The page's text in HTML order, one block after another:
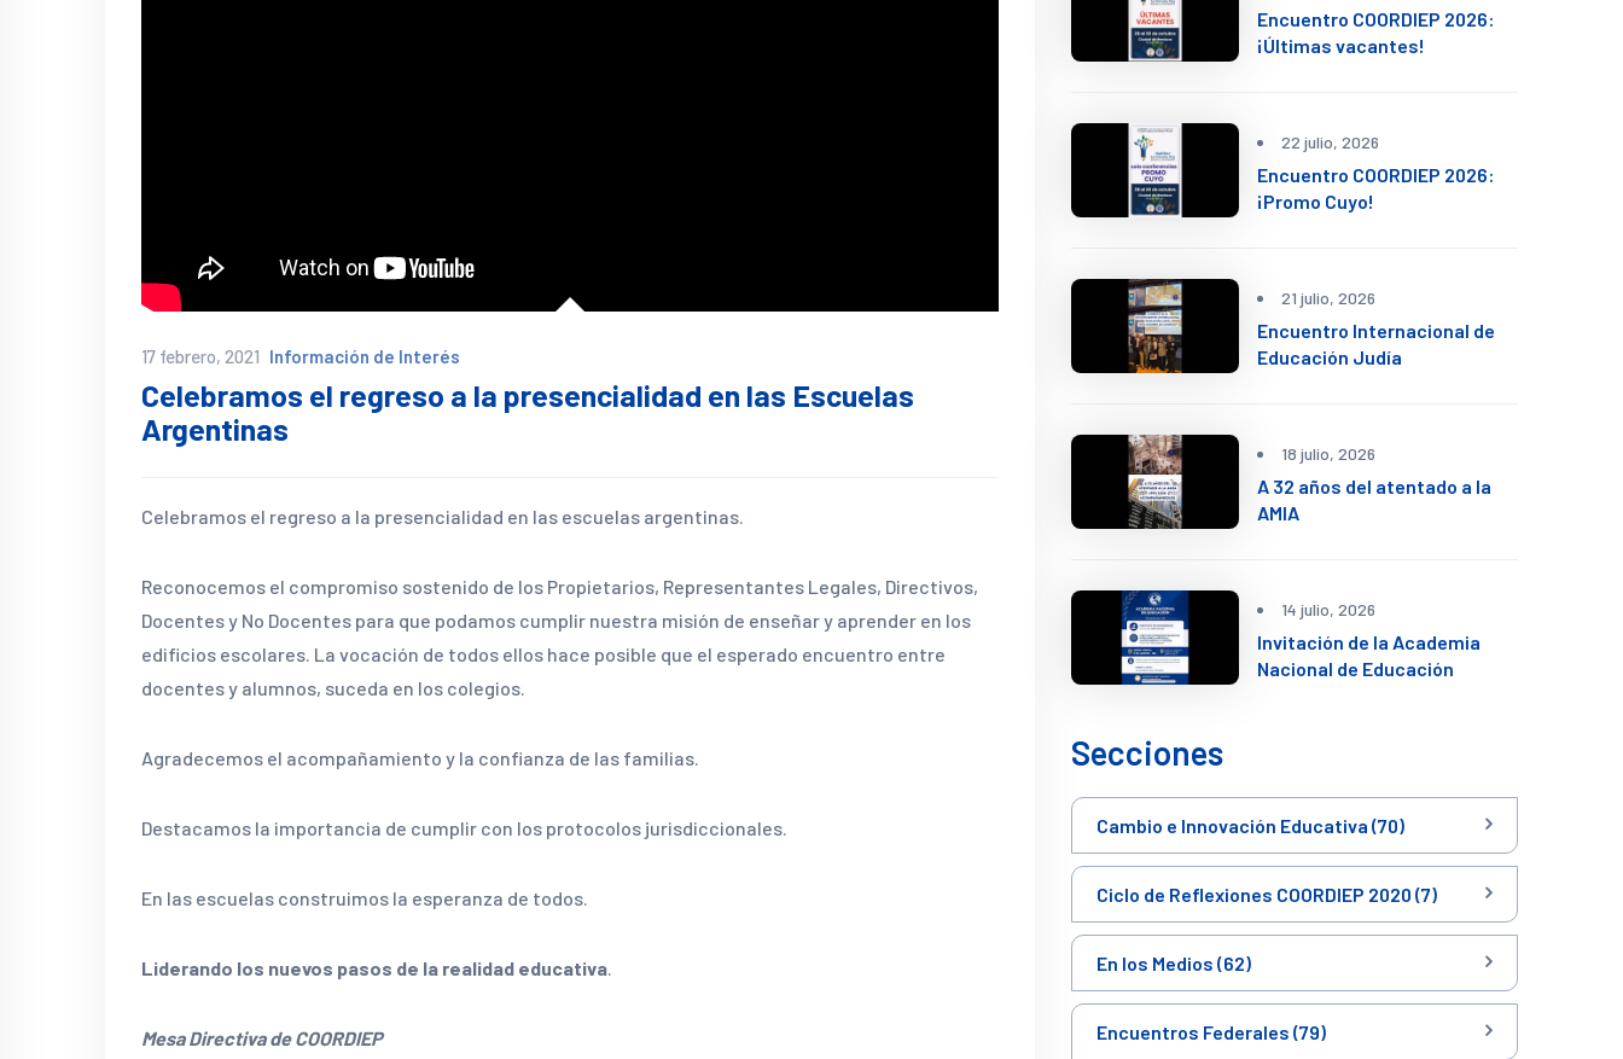
17 febrero, 2021 Información de Interés
Celebramos el regreso a la presencialidad en las Escuelas
Argentinas
Celebramos el regreso a la presencialidad en las escuelas argentinas.
Reconocemos el compromiso sostenido de los Propietarios, Representantes Legales, Directivos,
Docentes y No Docentes para que podamos cumplir nuestra misión de enseñar y aprender en los
edificios escolares. La vocación de todos ellos hace posible que el esperado encuentro entre
docentes y alumnos, suceda en los colegios.
Agradecemos el acompañamiento y la confianza de las familias.
Destacamos la importancia de cumplir con los protocolos jurisdiccionales.
En las escuelas construimos la esperanza de todos.
Liderando los nuevos pasos de la realidad educativa.
Mesa Directiva de COORDIEP
Encuentro COORDIEP 2026:
¡Últimas vacantes!
22 julio, 2026
Encuentro COORDIEP 2026:
¡Promo Cuyo!
21 julio, 2026
Encuentro Internacional de
Educación Judía
18 julio, 2026
A 32 años del atentado a la
AMIA
14 julio, 2026
Invitación de la Academia
Nacional de Educación
Secciones
Cambio e Innovación Educativa (70)
Ciclo de Reflexiones COORDIEP 2020 (7)
En los Medios (62)
Encuentros Federales (79)